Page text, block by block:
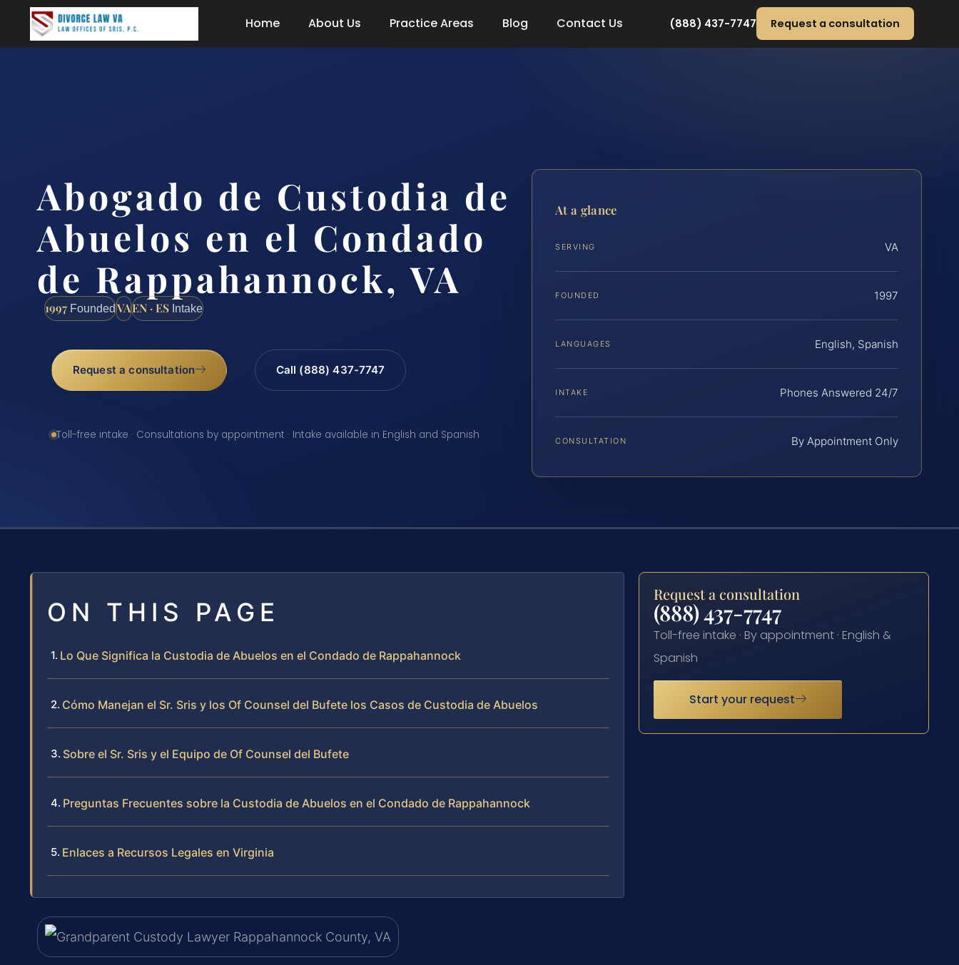
Home About Us Practice Areas Blog Contact Us (888) 437-7747 Request a consultation
Abogado de Custodia de
Abuelos en el Condado
de Rappahannock, VA
1997 FoundedVAEN · ES Intake
Request a consultation Call (888) 437-7747
Toll-free intake · Consultations by appointment · Intake available in English and Spanish
At a glance
SERVING VA
FOUNDED 1997
LANGUAGES English, Spanish
INTAKE Phones Answered 24/7
CONSULTATION By Appointment Only
ON THIS PAGE
Lo Que Significa la Custodia de Abuelos en el Condado de Rappahannock
Cómo Manejan el Sr. Sris y los Of Counsel del Bufete los Casos de Custodia de Abuelos
Sobre el Sr. Sris y el Equipo de Of Counsel del Bufete
Preguntas Frecuentes sobre la Custodia de Abuelos en el Condado de Rappahannock
Enlaces a Recursos Legales en Virginia
Request a consultation
(888) 437-7747
Toll-free intake · By appointment · English &
Spanish
Start your request